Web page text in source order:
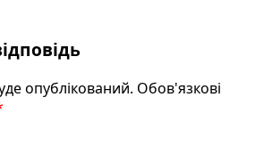
опублікований. Обов'язкові